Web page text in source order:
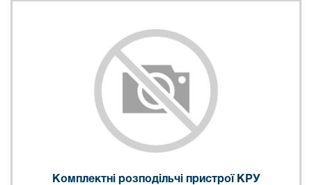
Комплектні розподільчі пристрої КРУ